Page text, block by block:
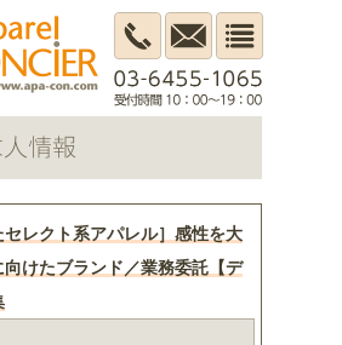
セレクト系アパレル］感性を大
けたブランド／業務委託【デ